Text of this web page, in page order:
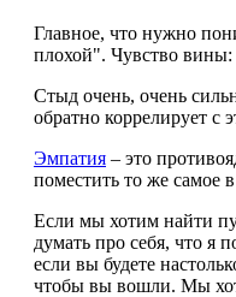
Главное, что нужно
плохой". Чувство
Стыд очень, очень
обратно коррелирует с
Эмпатия – это
поместить то же самое
Если мы хотим найти
думать про себя, что я
если вы будете
чтобы вы вошли. Мы